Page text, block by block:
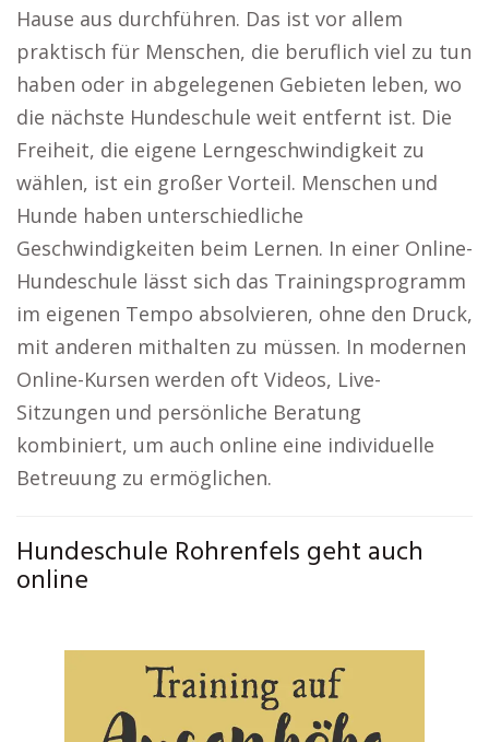
Hause aus durchführen. Das ist vor allem
praktisch für Menschen, die beruflich viel zu tun
haben oder in abgelegenen Gebieten leben, wo
die nächste Hundeschule weit entfernt ist. Die
Freiheit, die eigene Lerngeschwindigkeit zu
wählen, ist ein großer Vorteil. Menschen und
Hunde haben unterschiedliche
Geschwindigkeiten beim Lernen. In einer Online-
Hundeschule lässt sich das Trainingsprogramm
im eigenen Tempo absolvieren, ohne den Druck,
mit anderen mithalten zu müssen. In modernen
Online-Kursen werden oft Videos, Live-
Sitzungen und persönliche Beratung
kombiniert, um auch online eine individuelle
Betreuung zu ermöglichen.
Hundeschule Rohrenfels geht auch
online